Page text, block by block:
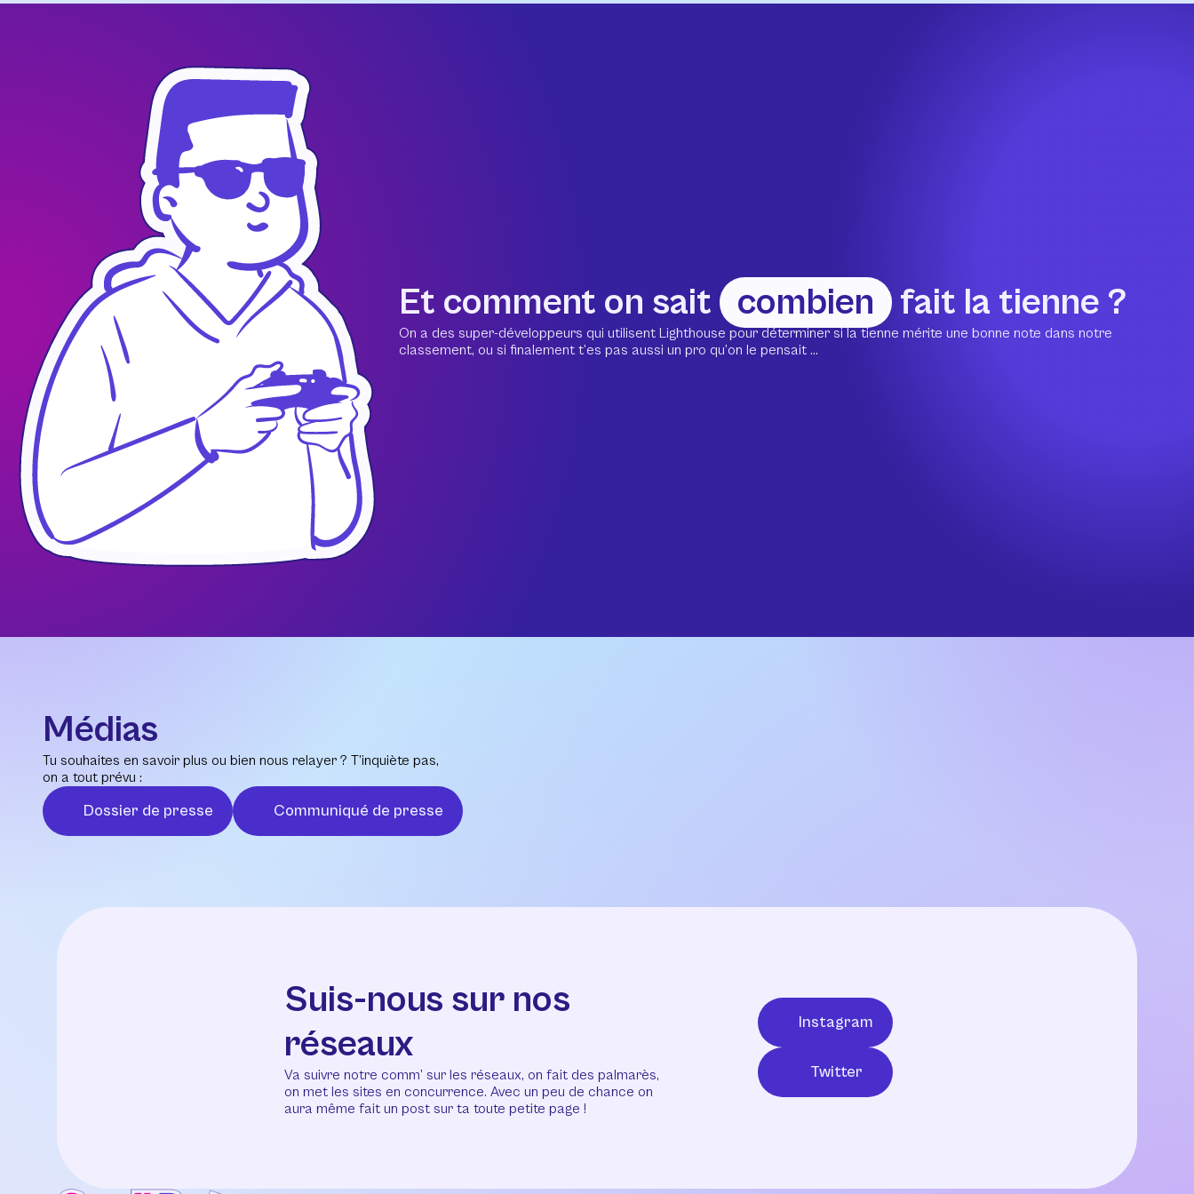
Et comment on sait combien fait la tienne ?
On a des super-développeurs qui utilisent Lighthouse pour déterminer si la tienne mérite une bonne note dans notre
classement, ou si finalement t’es pas aussi un pro qu’on le pensait ...
Médias
Tu souhaites en savoir plus ou bien nous relayer ? T’inquiète pas,
on a tout prévu :
Dossier de presse Communiqué de presse
Suis-nous sur nos
réseaux
Va suivre notre comm’ sur les réseaux, on fait des palmarès,
on met les sites en concurrence. Avec un peu de chance on
aura même fait un post sur ta toute petite page !
Instagram
Twitter